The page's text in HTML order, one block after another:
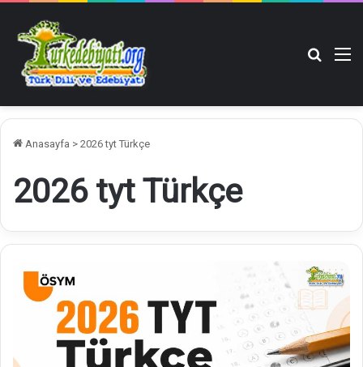
Anasayfa > 2026 tyt Türkçe
2026 tyt Türkçe